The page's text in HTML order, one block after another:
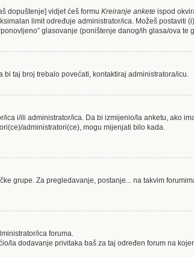
dopuštenje] vidjet ćeš formu Kreiranje ankete ispod
limit određuje administrator/ica. Možeš
glasovanje (poništenje danog/ih glasa/ova te
taj broj trebalo povećati, kontaktiraj administratora/icu.
i/ili administrator/ica. Da bi izmijenio/la anketu, ako
administratori(ce), mogu mijenjati bilo kada.
grupe. Za pregledavanje, postanje... na takvim
ica foruma.
la dodavanje privitaka baš za taj određen forum na